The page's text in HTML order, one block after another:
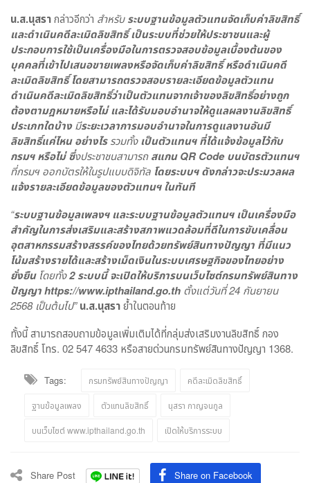
น.ส.นุสรากล่าวอีกว่า สำหรับระบบฐานข้อมูลตัวแทนจัดเก็บค่าลิขสิทธิ์
และดำเนินคดีละเมิดลิขสิทธิ์ เป็นระบบที่ช่วยให้ประชาชนและผู้
ประกอบการใช้เป็นเครื่องมือในการตรวจสอบข้อมูลเบื้องต้นของ
บุคคลที่เข้าไปเสนอขายเพลงหรือจัดเก็บค่าลิขสิทธิ์ หรือดำเนินคดี
ละเมิดลิขสิทธิ์ โดยสามารถตรวจสอบรายละเอียดข้อมูลตัวแทน
ดำเนินคดีละเมิดลิขสิทธิ์ว่าเป็นตัวแทนจากเจ้าของลิขสิทธิ์อย่างถูก
ต้องตามฎหมายหรือไม่ และได้รับมอบอำนาจให้ดูแลผลงานลิขสิทธิ์
ประเภทใดบ้างมีระยะเวลาการมอบอำนาจในการดูแลงานอันมี
ลิขสิทธิ์แค่ไหน อย่างไรรวมทั้งเป็นตัวแทนฯ ที่ได้แจ้งข้อมูลไว้กับ
กรมฯ หรือไม่ ซึ่งประชาชนสามารถสแกนQR Code บนบัตรตัวแทนฯ
ที่กรมฯ ออกบัตรให้ในรูปแบบดิจิทัล โดยระบบฯ ดังกล่าวจะประมวลผล
แจ้งรายละเอียดข้อมูลของตัวแทนฯ ในทันที
“ระบบฐานข้อมูลเพลงฯ และระบบฐานข้อมูลตัวแทนฯ เป็นเครื่องมือ
สำคัญในการส่งเสริมและสร้างสภาพแวดล้อมที่ดีในการขับเคลื่อน
อุตสาหกรรมสร้างสรรค์ของไทยด้วยทรัพย์สินทางปัญญา ที่มีแนว
โน้มสร้างรายได้และสร้างเม็ดเงินในระบบเศรษฐกิจของไทยอย่าง
ยั่งยืนโดยทั้ง2 ระบบนี้ จะเปิดให้บริการบนเว็บไซต์กรมทรัพย์สินทาง
ปัญญาhttps://www.ipthailand.go.th ตั้งแต่วันที่ 24 กันยายน
2568 เป็นต้นไป”น.ส.นุสราย้ำในตอนท้าย
ทั้งนี้ สามารถสอบถามข้อมูลเพิ่มเติมได้ที่กลุ่มส่งเสริมงานลิขสิทธิ์ กอง
ลิขสิทธิ์ โทร. 02 547 4633 หรือสายด่วนกรมทรัพย์สินทางปัญญา 1368.
Tags: กรมทรัพย์สินทางปัญญา คดีละเมิดลิขสิทธิ์
ฐานข้อมูลเพลง ตัวแทนลิขสิทธิ์ นุสรา กาญจนกูล
บนเว็บไซต์ www.ipthailand.go.th เปิดให้บริการระบบ
Share Post Share on Facebook